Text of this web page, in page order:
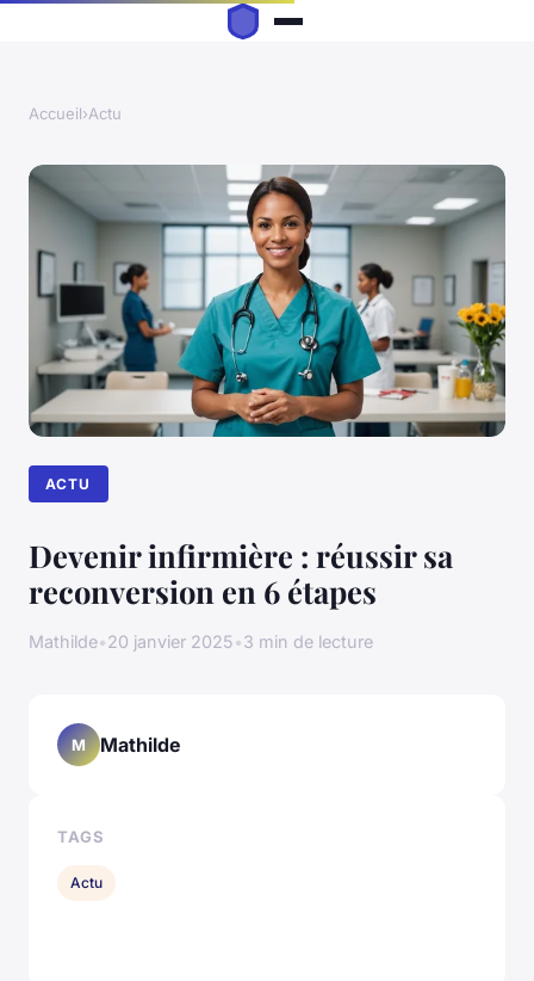
Accueil›Actu
ACTU
Devenir infirmière : réussir sa
reconversion en 6 étapes
Mathilde•20 janvier 2025•3 min de lecture
M Mathilde
TAGS
Actu